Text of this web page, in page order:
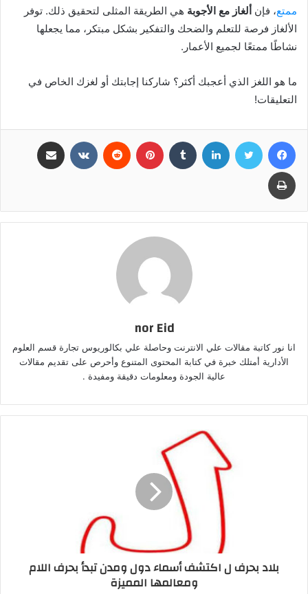
ممتع، فإن ألغاز مع الأجوبة هي الطريقة المثلى لتحقيق ذلك. توفر
الألغاز فرصة للتعلم والضحك والتفكير بشكل مبتكر، مما يجعلها
نشاطًا ممتعًا لجميع الأعمار.
ما هو اللغز الذي أعجبك أكثر؟ شاركنا إجابتك أو لغزك الخاص في
التعليقات!
فيسبوك تويتر لينكدإن بينتيريست
طباعة
nor Eid
انا نور كاتبة مقالات علي الانترنت وحاصلة علي بكالوريوس تجارة قسم العلوم
الأدارية أمتلك خبرة في كتابة المحتوى المتنوع وأحرص على تقديم مقالات
عالية الجودة ومعلومات دقيقة ومفيدة .
بلاد بحرف ل اكتشف أسماء دول ومدن تبدأ بحرف اللام
ومعالمها المميزة